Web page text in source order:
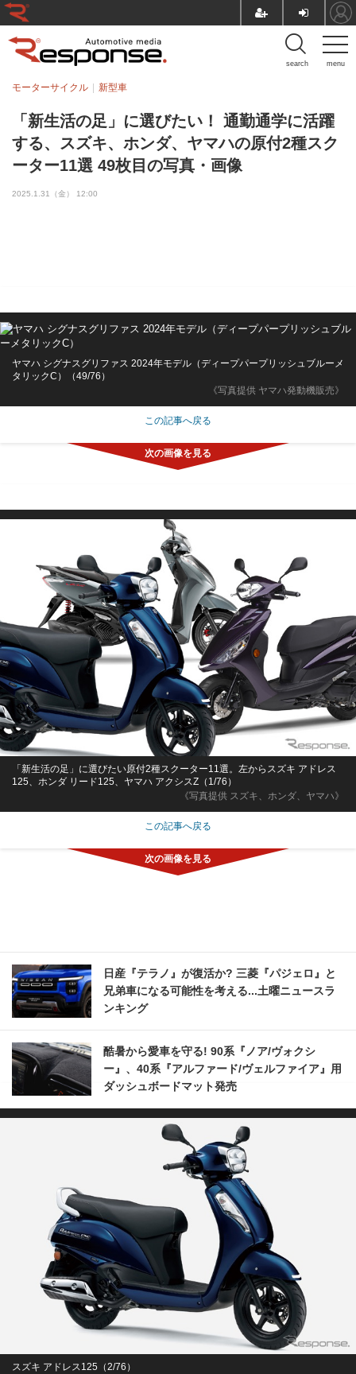
menu
search
「新生活の足」に選びたい！ 通勤通学に活躍
する、スズキ、ホンダ、ヤマハの原付2種スク
ーター11選 49枚目の写真・画像
モーターサイクル 新型車
2025.1.31（金） 12:00
《写真提供 ヤマハ発動機販売》
ヤマハ シグナスグリファス 2024年モデル（ディープパープリッシュブルーメ
タリックC）（49/76）
この記事へ戻る
《写真提供 スズキ、ホンダ、ヤマハ》
「新生活の足」に選びたい原付2種スクーター11選。左からスズキ アドレス
125、ホンダ リード125、ヤマハ アクシスZ（1/76）
この記事へ戻る
日産『テラノ』が復活か? 三菱『パジェロ』と
兄弟車になる可能性を考える...土曜ニュースラ
ンキング
酷暑から愛車を守る! 90系『ノア/ヴォクシ
ー』、40系『アルファード/ヴェルファイア』用
ダッシュボードマット発売
スズキ アドレス125（2/76）